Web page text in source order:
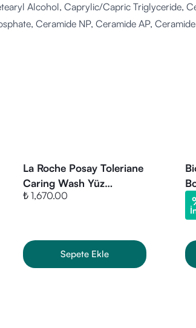
Alcohol, Caprylic/Capric Triglyceride,
Ceramide NP, Ceramide AP,
La Roche Posay Toleriane
Caring Wash Yüz
Temizleme Jeli 400 ml
₺ 1,670.00
Sepete Ekle